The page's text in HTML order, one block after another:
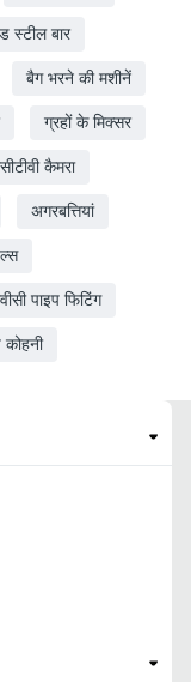
स्टील बार
बैग भरने की मशीनें
ग्रहों के मिक्सर
कैमरा
अगरबत्तियां
पाइप फिटिंग
कोहनी